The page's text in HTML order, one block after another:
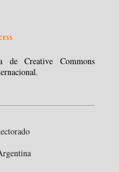
de Creative Commons
.